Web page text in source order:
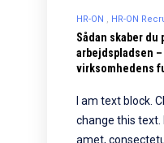
HR-ON HR-ON
Sådan skaber du
arbejdspladsen
virksomhedens
I am text block.
change this text.
amet,